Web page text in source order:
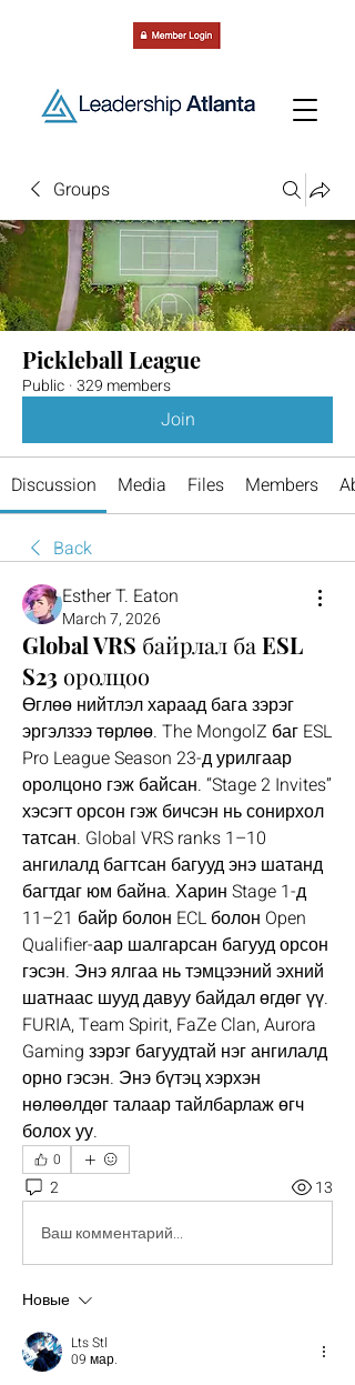
Groups
Pickleball League
Public ·329 members
Join
Discussion Media Files Members
Back
Esther T. Eaton
March 7, 2026
Global VRS байрлал ба ESL
S23 оролцоо
Өглөө нийтлэл хараад бага зэрэг
эргэлзээ төрлөө. The MongolZ баг ESL
Pro League Season 23-д урилгаар
оролцоно гэж байсан. “Stage 2 Invites”
хэсэгт орсон гэж бичсэн нь сонирхол
татсан. Global VRS ranks 1–10
ангилалд багтсан багууд энэ шатанд
багтдаг юм байна. Харин Stage 1-д
11–21 байр болон ECL болон Open
Qualifier-аар шалгарсан багууд орсон
гэсэн. Энэ ялгаа нь тэмцээний эхний
шатнаас шууд давуу байдал өгдөг үү.
FURIA, Team Spirit, FaZe Clan, Aurora
Gaming зэрэг багуудтай нэг ангилалд
орно гэсэн. Энэ бүтэц хэрхэн
нөлөөлдөг талаар тайлбарлаж өгч
болох уу.
0
2
13
Ваш комментарий...
Новые
Lts Stl
09 мар.